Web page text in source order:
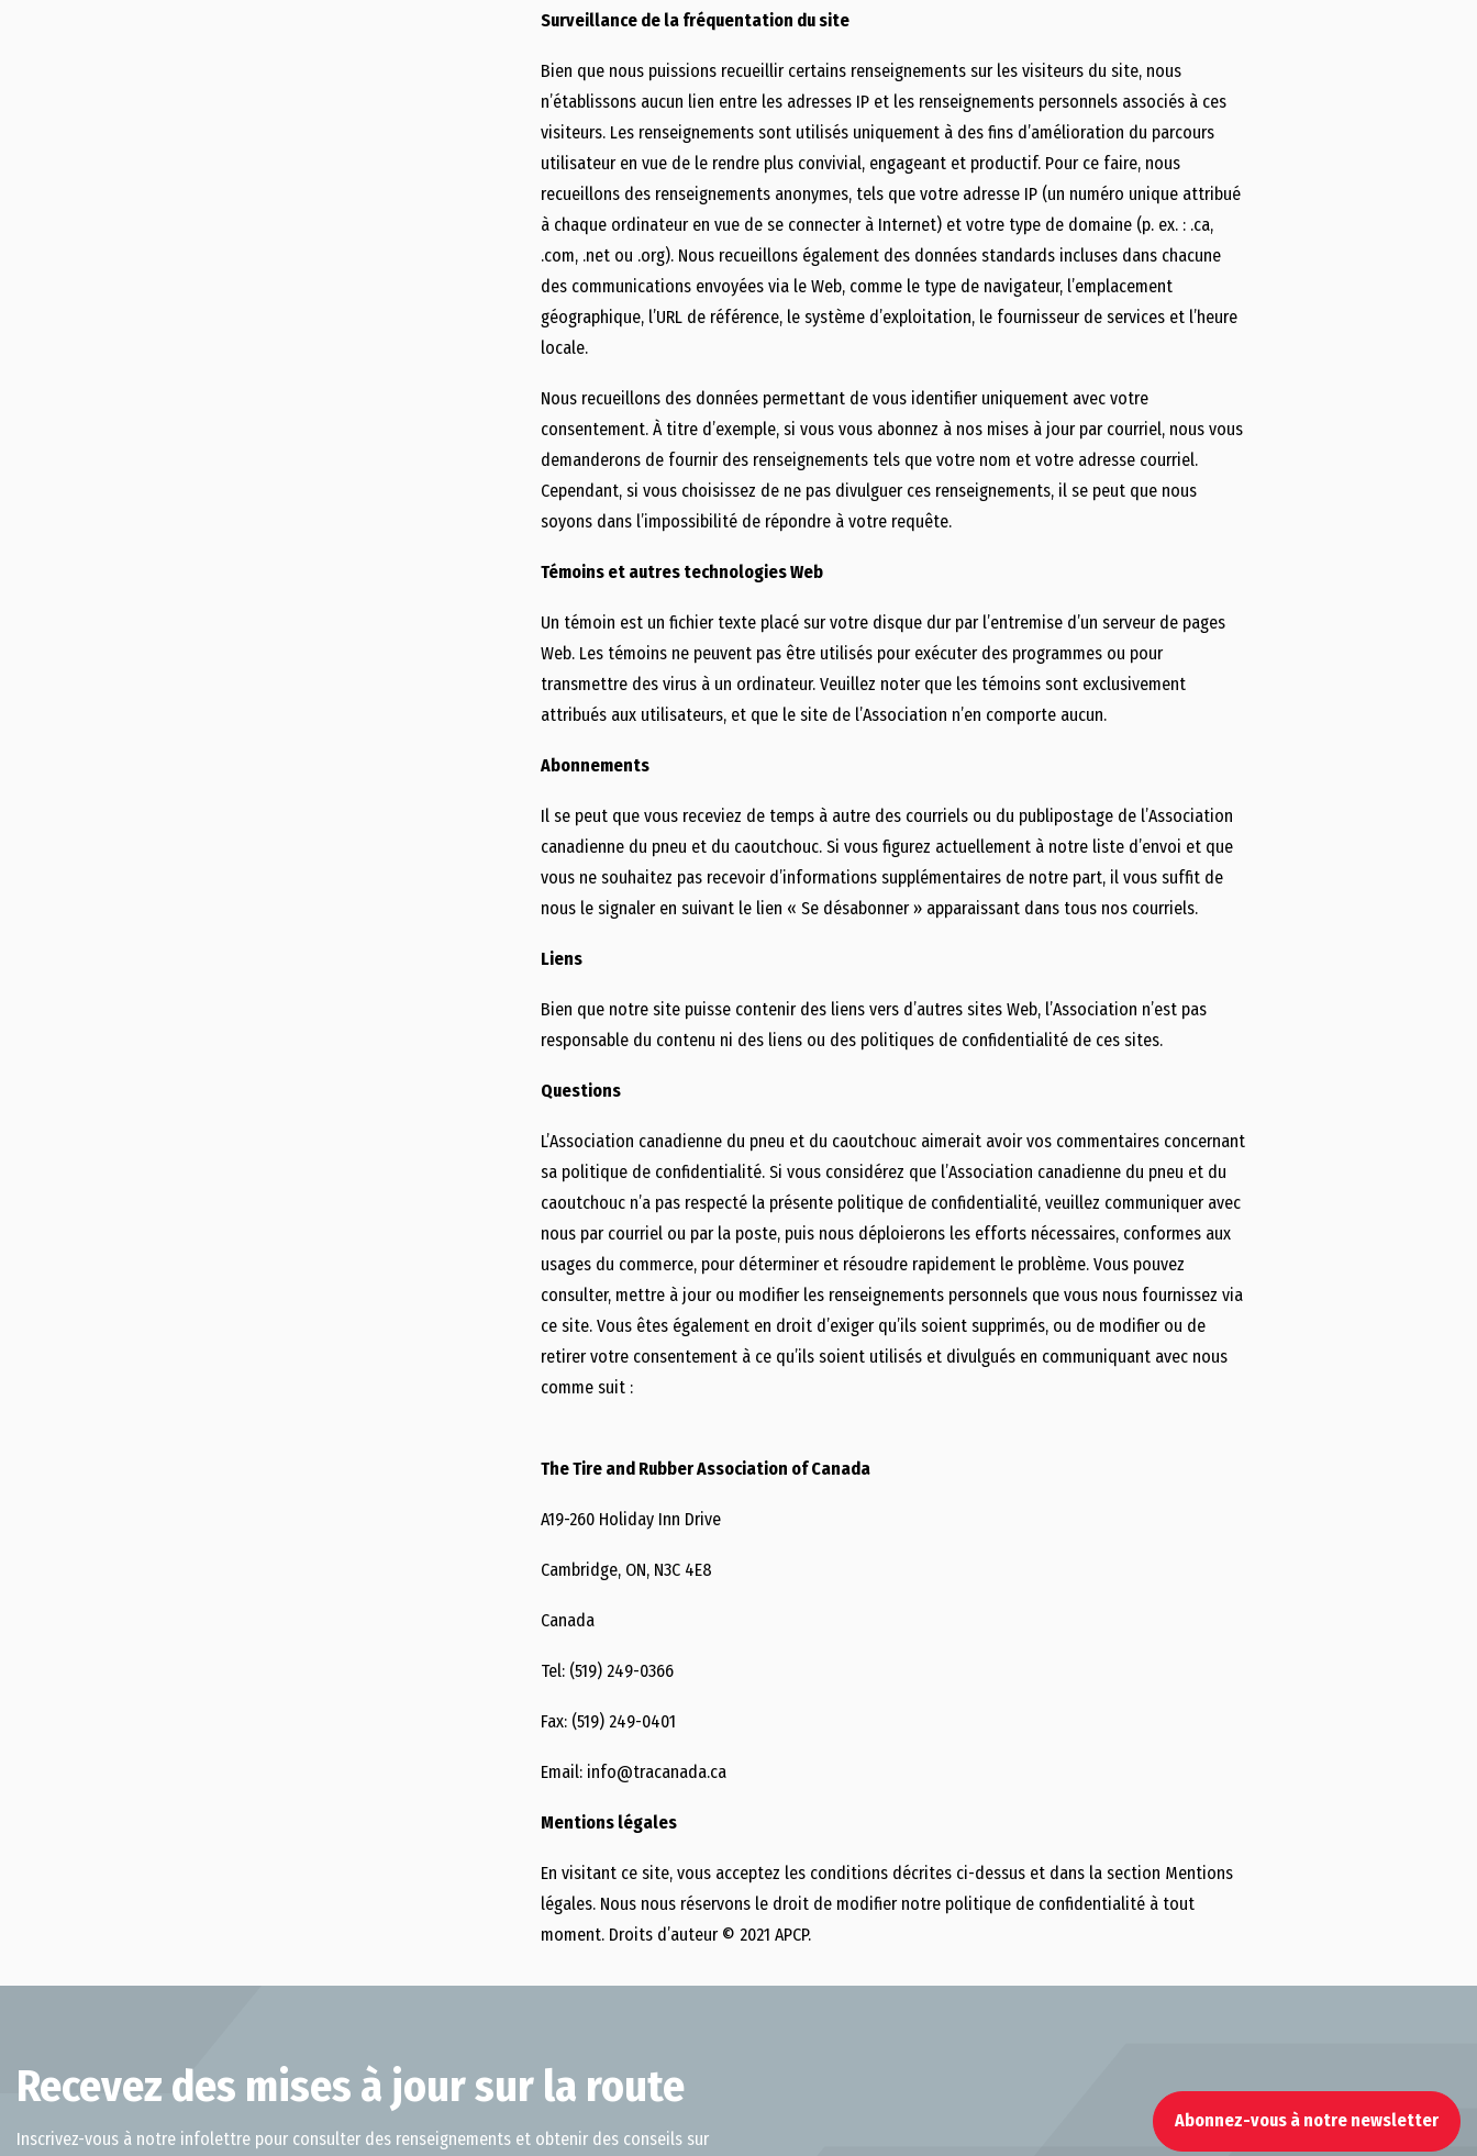
Surveillance de la fréquentation du site
Bien que nous puissions recueillir certains renseignements sur les visiteurs du site, nous
n’établissons aucun lien entre les adresses IP et les renseignements personnels associés à ces
visiteurs. Les renseignements sont utilisés uniquement à des fins d’amélioration du parcours
utilisateur en vue de le rendre plus convivial, engageant et productif. Pour ce faire, nous
recueillons des renseignements anonymes, tels que votre adresse IP (un numéro unique attribué
à chaque ordinateur en vue de se connecter à Internet) et votre type de domaine (p. ex. : .ca,
.com, .net ou .org). Nous recueillons également des données standards incluses dans chacune
des communications envoyées via le Web, comme le type de navigateur, l’emplacement
géographique, l’URL de référence, le système d’exploitation, le fournisseur de services et l’heure
locale.
Nous recueillons des données permettant de vous identifier uniquement avec votre
consentement. À titre d’exemple, si vous vous abonnez à nos mises à jour par courriel, nous vous
demanderons de fournir des renseignements tels que votre nom et votre adresse courriel.
Cependant, si vous choisissez de ne pas divulguer ces renseignements, il se peut que nous
soyons dans l’impossibilité de répondre à votre requête.
Témoins et autres technologies Web
Un témoin est un fichier texte placé sur votre disque dur par l’entremise d’un serveur de pages
Web. Les témoins ne peuvent pas être utilisés pour exécuter des programmes ou pour
transmettre des virus à un ordinateur. Veuillez noter que les témoins sont exclusivement
attribués aux utilisateurs, et que le site de l’Association n’en comporte aucun.
Abonnements
Il se peut que vous receviez de temps à autre des courriels ou du publipostage de l’Association
canadienne du pneu et du caoutchouc. Si vous figurez actuellement à notre liste d’envoi et que
vous ne souhaitez pas recevoir d’informations supplémentaires de notre part, il vous suffit de
nous le signaler en suivant le lien « Se désabonner » apparaissant dans tous nos courriels.
Liens
Bien que notre site puisse contenir des liens vers d’autres sites Web, l’Association n’est pas
responsable du contenu ni des liens ou des politiques de confidentialité de ces sites.
Questions
L’Association canadienne du pneu et du caoutchouc aimerait avoir vos commentaires concernant
sa politique de confidentialité. Si vous considérez que l’Association canadienne du pneu et du
caoutchouc n’a pas respecté la présente politique de confidentialité, veuillez communiquer avec
nous par courriel ou par la poste, puis nous déploierons les efforts nécessaires, conformes aux
usages du commerce, pour déterminer et résoudre rapidement le problème. Vous pouvez
consulter, mettre à jour ou modifier les renseignements personnels que vous nous fournissez via
ce site. Vous êtes également en droit d’exiger qu’ils soient supprimés, ou de modifier ou de
retirer votre consentement à ce qu’ils soient utilisés et divulgués en communiquant avec nous
comme suit :
The Tire and Rubber Association of Canada
A19-260 Holiday Inn Drive
Cambridge, ON, N3C 4E8
Canada
Tel: (519) 249-0366
Fax: (519) 249-0401
Email: info@tracanada.ca
Mentions légales
En visitant ce site, vous acceptez les conditions décrites ci-dessus et dans la section Mentions
légales. Nous nous réservons le droit de modifier notre politique de confidentialité à tout
moment. Droits d’auteur © 2021 APCP.
Recevez des mises à jour sur la route
Inscrivez-vous à notre infolettre pour consulter des renseignements et obtenir des conseils sur
Abonnez-vous à notre newsletter